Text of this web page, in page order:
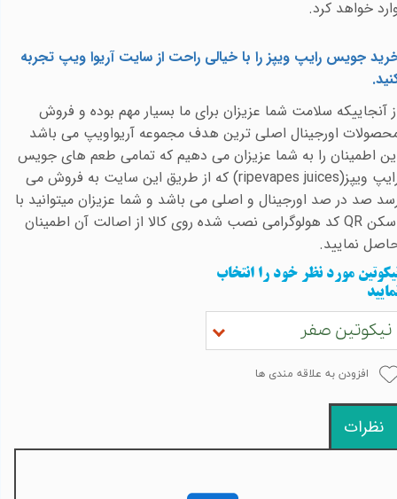
خواهد کرد.
جویس رایپ ویپز را با خیالی راحت از سایت آریوا ویپ تجربه
.
آنجاییکه سلامت شما عزیزان برای ما بسیار مهم بوده و فروش
اورجینال اصلی ترین هدف مجموعه آریواویپ می باشد
اطمینان را به شما عزیزان می دهیم که تمامی طعم های جویس
ویپز(ripevapes juices) که از طریق این سایت به فروش می
صد در صد اورجینال و اصلی می باشد و شما عزیزان میتوانید با
QRکد هولوگرامی نصب شده روی کالا از اصالت آن اطمینان
نمایید.
مورد نظر خود را انتخاب
نیکوتین صفر
افزودن به علاقه مندی ها
نظرات